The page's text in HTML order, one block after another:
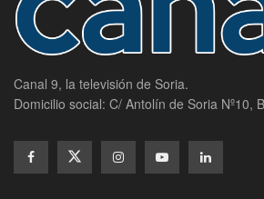
Canal 9, la televisión de Soria.
Domicilio social: C/ Antolín de Soria Nº10,